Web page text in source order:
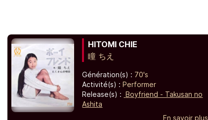
HITOMI CHIE
瞳 ちえ
Génération(s) : 70's
Activité(s) : Performer
Release(s) : Boyfriend - Takusan no
Ashita
En savoir plus